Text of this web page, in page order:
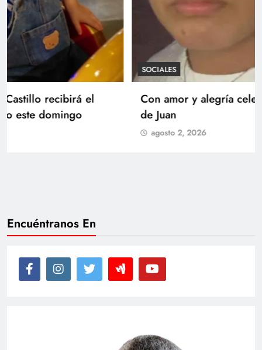
SOCIALES
Con amor y alegría celebran el cumpleaños
de Juan
Encuéntranos En